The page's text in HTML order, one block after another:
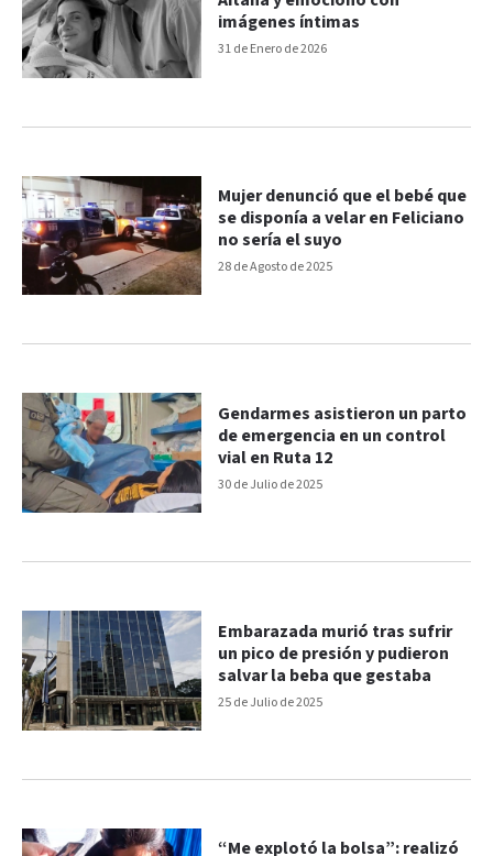
31 de Enero de 2026
imágenes íntimas
28 de Agosto de 2025
Mujer denunció que el bebé que
se disponía a velar en Feliciano
no sería el suyo
30 de Julio de 2025
Gendarmes asistieron un parto
de emergencia en un control
vial en Ruta 12
25 de Julio de 2025
Embarazada murió tras sufrir
un pico de presión y pudieron
salvar la beba que gestaba
“Me explotó la bolsa”: realizó